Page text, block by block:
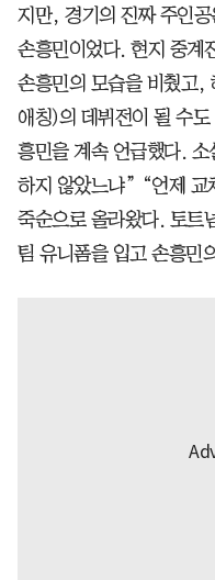
지만, 경기의 진짜 주인
손흥민이었다. 현지 중계
손흥민의 모습을 비췄고,
애칭)의 데뷔전이 될 수
흥민을 계속 언급했다.
하지 않았느냐” “언제 교
죽순으로 올라왔다. 토트
팀 유니폼을 입고 손흥민